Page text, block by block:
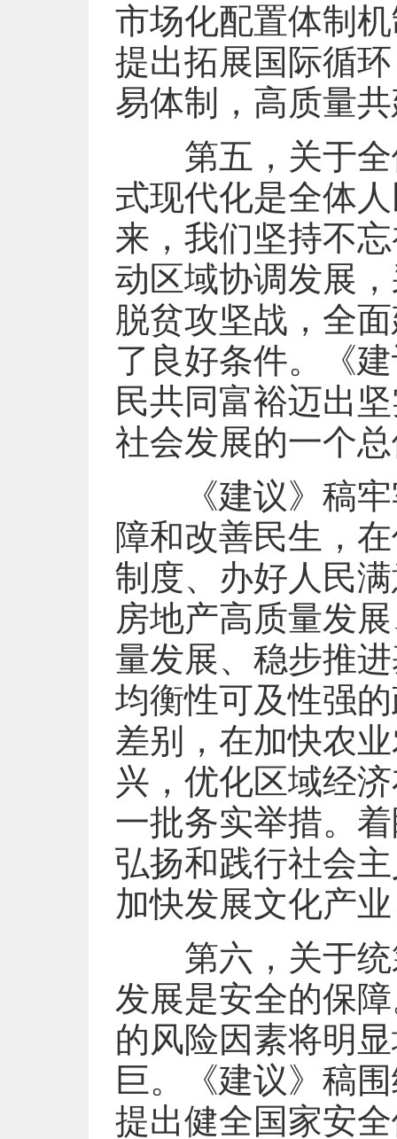
市场化配置体制
提出拓展国际循
易体制，高质量
第五，关于全
式现代化是全体
来，我们坚持不
动区域协调发展
脱贫攻坚战，全
了良好条件。《
民共同富裕迈出
社会发展的一个
《建议》稿牢
障和改善民生，
制度、办好人民
房地产高质量发
量发展、稳步推
均衡性可及性强
差别，在加快农
兴，优化区域经
一批务实举措。
弘扬和践行社会
加快发展文化产
第六，关于统
发展是安全的保
的风险因素将明
巨。《建议》稿
提出健全国家安